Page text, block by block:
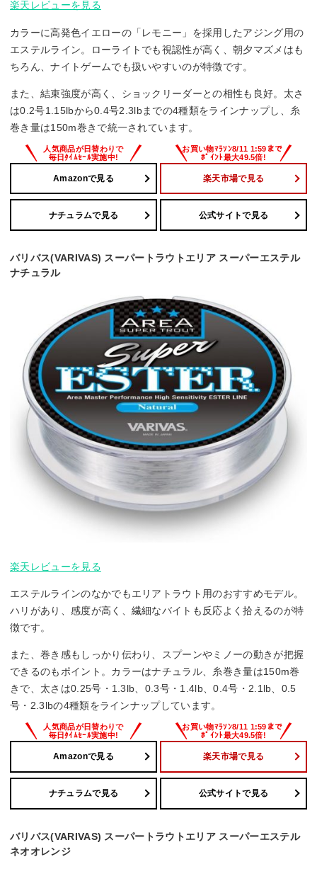
楽天レビューを見る
カラーに高発色イエローの「レモニー」を採用したアジング用の
エステルライン。ローライトでも視認性が高く、朝夕マズメはも
ちろん、ナイトゲームでも扱いやすいのが特徴です。
また、結束強度が高く、ショックリーダーとの相性も良好。太さ
は0.2号1.15lbから0.4号2.3lbまでの4種類をラインナップし、糸
巻き量は150m巻きで統一されています。
Amazonで見る 楽天市場で見る
ナチュラムで見る 公式サイトで見る
バリバス(VARIVAS) スーパートラウトエリア スーパーエステル
ナチュラル
楽天レビューを見る
エステルラインのなかでもエリアトラウト用のおすすめモデル。
ハリがあり、感度が高く、繊細なバイトも反応よく拾えるのが特
徴です。
また、巻き感もしっかり伝わり、スプーンやミノーの動きが把握
できるのもポイント。カラーはナチュラル、糸巻き量は150m巻
きで、太さは0.25号・1.3lb、0.3号・1.4lb、0.4号・2.1lb、0.5
号・2.3lbの4種類をラインナップしています。
Amazonで見る 楽天市場で見る
ナチュラムで見る 公式サイトで見る
バリバス(VARIVAS) スーパートラウトエリア スーパーエステル
ネオオレンジ